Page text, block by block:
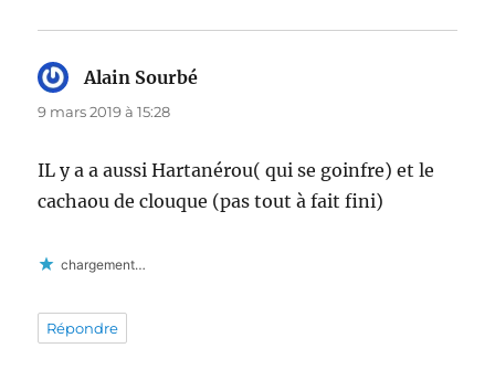
Alain Sourbé
9 mars 2019 à 15:28
IL y a a aussi Hartanérou( qui se goinfre) et le
cachaou de clouque (pas tout à fait fini)
chargement…
Répondre